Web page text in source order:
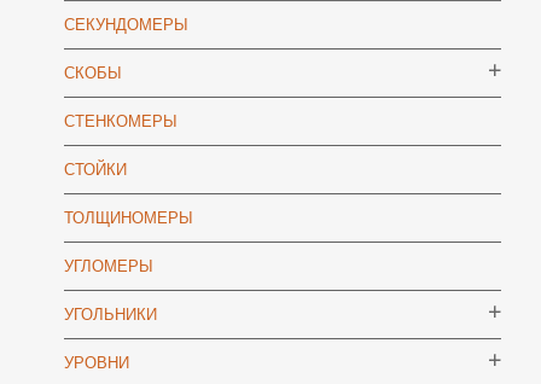
СЕКУНДОМЕРЫ
СКОБЫ
СТЕНКОМЕРЫ
СТОЙКИ
ТОЛЩИНОМЕРЫ
УГЛОМЕРЫ
УГОЛЬНИКИ
УРОВНИ